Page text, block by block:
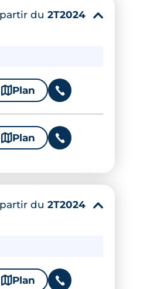
du 2T2024 ▾
🗞 Plan 📞
🗞 Plan 📞
du 2T2024 ▾
🗞 Plan 📞